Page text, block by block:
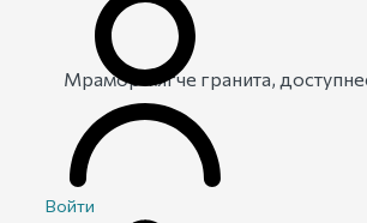
Войти
Мрамор мягче гранита,